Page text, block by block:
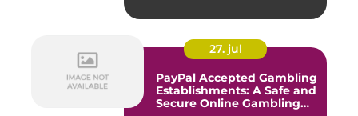
27. jul
PayPal Accepted Gambling
Establishments: A Safe and
Secure Online Gambling